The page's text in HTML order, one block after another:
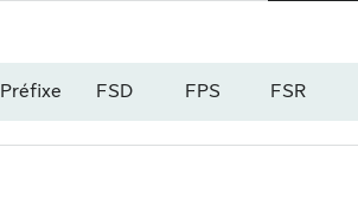
Préfixe FSD FPS FSR